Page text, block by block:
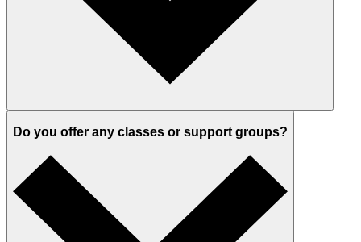
Do you offer any classes or support groups?